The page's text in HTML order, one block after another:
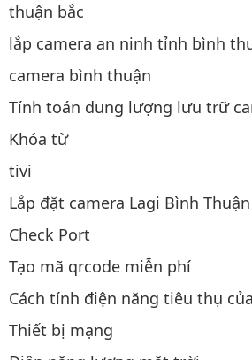
thuận bắc
lắp camera an ninh tỉnh bình
camera bình thuận
Tính toán dung lượng lưu trữ
Khóa từ
tivi
Lắp đặt camera Lagi Bình Thuận
Check Port
Tạo mã qrcode miễn phí
Cách tính điện năng tiêu thụ
Thiết bị mạng